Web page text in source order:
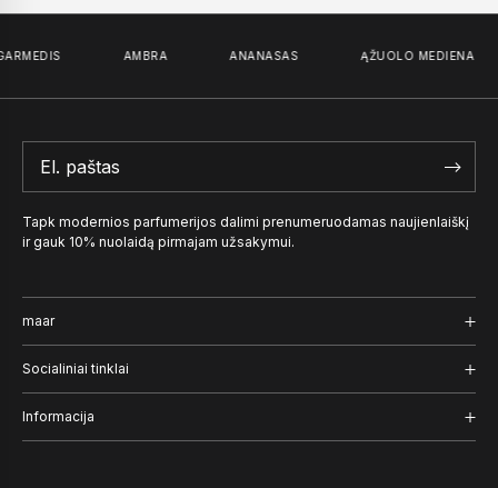
AMBRA ANANASAS ĄŽUOLO MEDIENA
Tapk modernios parfumerijos dalimi prenumeruodamas naujienlaiškį
ir gauk 10% nuolaidą pirmajam užsakymui.
maar
Kvepalai
Užrašai
Socialiniai tinklai
Instagram
Informacija